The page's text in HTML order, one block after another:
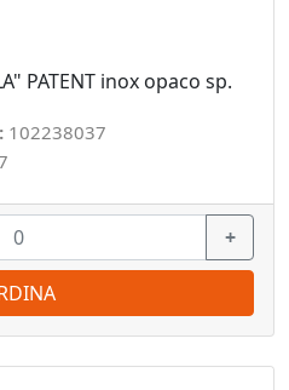
PATENT inox opaco sp.
102238037
+